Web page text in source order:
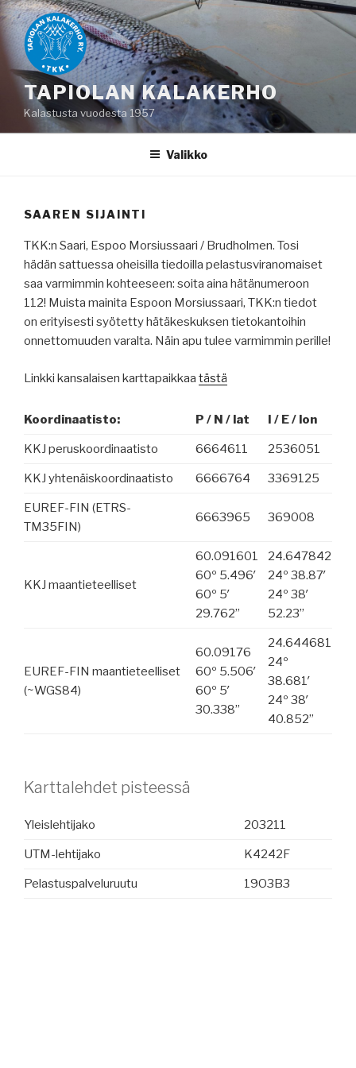
Siirry
sisältöön
TAPIOLAN KALAKERHO
Kalastusta vuodesta 1957
Valikko
SAAREN SIJAINTI
TKK:n Saari, Espoo Morsiussaari / Brudholmen. Tosi
hädän sattuessa oheisilla tiedoilla pelastusviranomaiset
saa varmimmin kohteeseen: soita aina hätänumeroon
112! Muista mainita Espoon Morsiussaari, TKK:n tiedot
on erityisesti syötetty hätäkeskuksen tietokantoihin
onnettomuuden varalta. Näin apu tulee varmimmin perille!
Linkki kansalaisen karttapaikkaa tästä
Koordinaatisto: P / N / lat I / E / lon
KKJ peruskoordinaatisto 6664611 2536051
KKJ yhtenäiskoordinaatisto 6666764 3369125
EUREF-FIN (ETRS-
TM35FIN)
6663965 369008
KKJ maantieteelliset
60.091601
60º 5.496′
60º 5′
29.762”
24.647842
24º 38.87′
24º 38′
52.23”
EUREF-FIN maantieteelliset
(~WGS84)
60.09176
60º 5.506′
60º 5′
30.338”
24.644681
24º
38.681′
24º 38′
40.852”
Karttalehdet pisteessä
Yleislehtijako 203211
UTM-lehtijako K4242F
Pelastuspalveluruutu 19O3B3